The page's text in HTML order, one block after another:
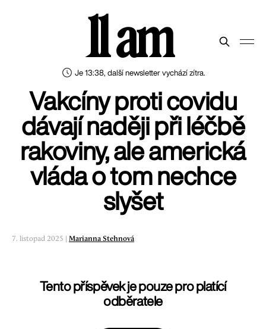
Je 13:38, další newsletter vychází zítra.
11 am
Vakcíny proti covidu
dávají naději při léčbě
rakoviny, ale americká
vláda o tom nechce
slyšet
7. listopad 2025 | Marianna Stehnová
Tento příspěvek je pouze pro platící
odběratele